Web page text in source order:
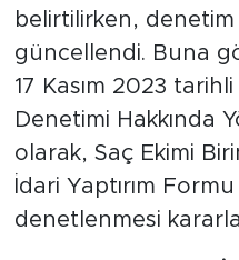
belirtilirken,
güncellendi. Buna
17 Kasım 2023
Denetimi Hakkında
olarak, Saç Ekimi
İdari Yaptırım
denetlenmesi